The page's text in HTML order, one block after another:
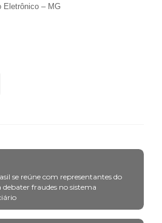
Eletrônico – MG
se reúne com representantes do
debater fraudes no sistema